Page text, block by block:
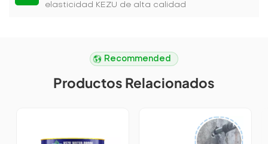
elasticidad KEZU de alta calidad
Recommended
Productos Relacionados